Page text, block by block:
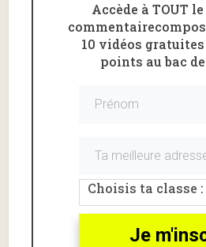
commentairede l’acte
Il s’agit de l’extrait allant de «
fuyez une honte certaine».
Accède à TOUT
10 vidéos gratuites
points au bac
Choisis ta classe :
Je